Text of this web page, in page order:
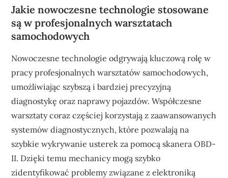
Jakie nowoczesne technologie stosowane
są w profesjonalnych warsztatach
samochodowych
Nowoczesne technologie odgrywają kluczową rolę w
pracy profesjonalnych warsztatów samochodowych,
umożliwiając szybszą i bardziej precyzyjną
diagnostykę oraz naprawy pojazdów. Współczesne
warsztaty coraz częściej korzystają z zaawansowanych
systemów diagnostycznych, które pozwalają na
szybkie wykrywanie usterek za pomocą skanera OBD-
II. Dzięki temu mechanicy mogą szybko
zidentyfikować problemy związane z elektroniką